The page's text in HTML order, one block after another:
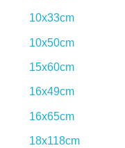
10x33cm
10x50cm
15x60cm
16x49cm
16x65cm
18x118cm